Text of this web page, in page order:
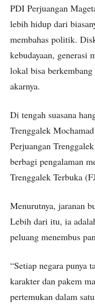
PDI Perjuangan
lebih hidup dari
membahas politik.
kebudayaan, generasi
lokal bisa
akarnya.
Di tengah suasana
Trenggalek
Perjuangan
berbagi pengalaman
Trenggalek Terbuka
Menurutnya, jaranan
Lebih dari itu, ia
peluang menembus
“Setiap negara punya
karakter dan pakem
pertemukan dalam